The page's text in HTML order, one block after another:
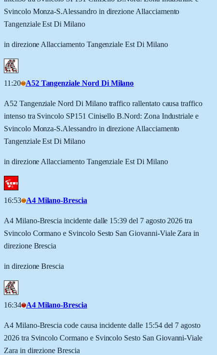
Svincolo Monza-S.Alessandro in direzione Allacciamento
Tangenziale Est Di Milano
in direzione Allacciamento Tangenziale Est Di Milano
11:20 A52 Tangenziale Nord Di Milano
A52 Tangenziale Nord Di Milano traffico rallentato causa traffico
intenso tra Svincolo SP151 Cinisello B.Nord: Zona Industriale e
Svincolo Monza-S.Alessandro in direzione Allacciamento
Tangenziale Est Di Milano
in direzione Allacciamento Tangenziale Est Di Milano
16:53 A4 Milano-Brescia
A4 Milano-Brescia incidente dalle 15:39 del 7 agosto 2026 tra
Svincolo Cormano e Svincolo Sesto San Giovanni-Viale Zara in
direzione Brescia
in direzione Brescia
16:34 A4 Milano-Brescia
A4 Milano-Brescia code causa incidente dalle 15:54 del 7 agosto
2026 tra Svincolo Cormano e Svincolo Sesto San Giovanni-Viale
Zara in direzione Brescia